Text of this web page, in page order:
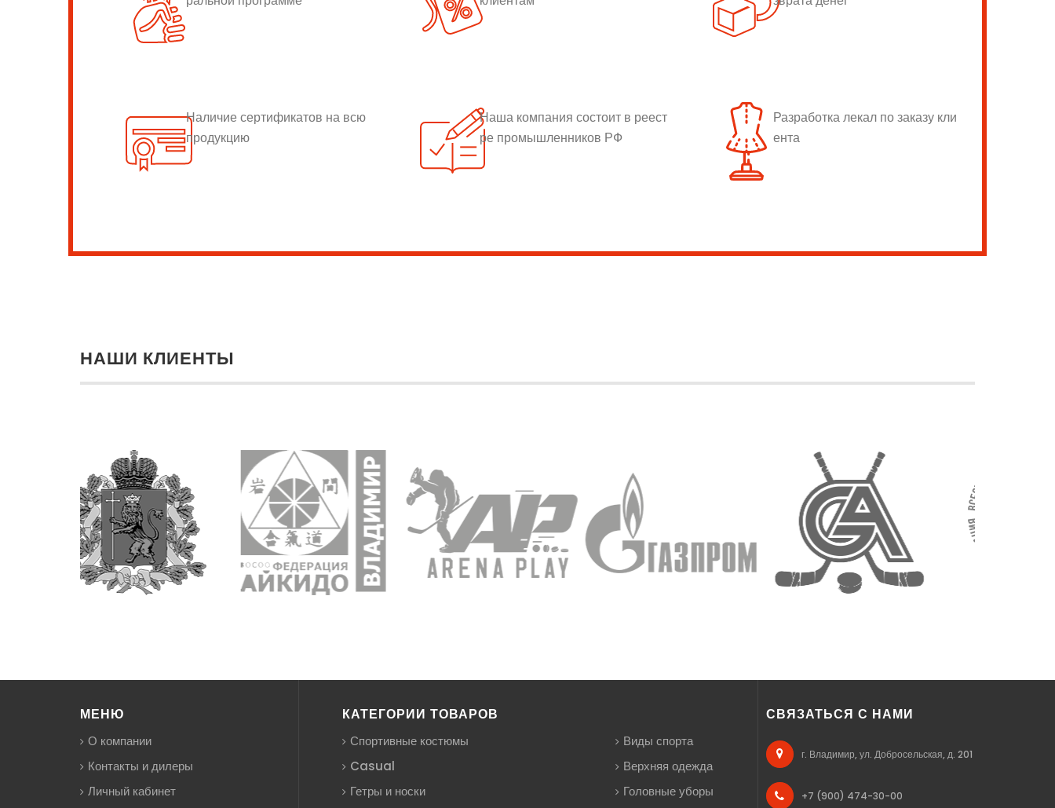
Наличие сертификатов на всю
продукцию
Наша компания состоит в реест
ре промышленников РФ
Разработка лекал по заказу кли
ента
НАШИ КЛИЕНТЫ
МЕНЮ
О компании
Контакты и дилеры
Личный кабинет
КАТЕГОРИИ ТОВАРОВ
Спортивные костюмы
Casual
Гетры и носки
Виды спорта
Верхняя одежда
Головные уборы
СВЯЗАТЬСЯ С НАМИ
г. Владимир, ул. Добросельская, д. 201
+7 (900) 474-30-00